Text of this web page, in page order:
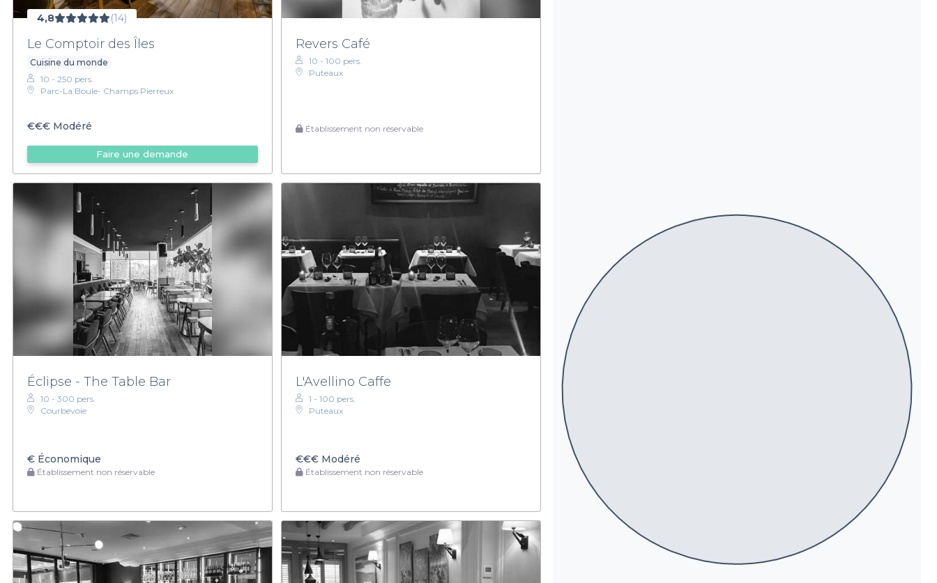
4,8 (14)
Le Comptoir des Îles
Cuisine du monde
10 - 250 pers.
Parc-La Boule- Champs Pierreux
€€€ Modéré
Faire une demande
Revers Café
10 - 100 pers.
Puteaux
Établissement non réservable
Éclipse - The Table Bar
10 - 300 pers.
Courbevoie
€ Économique
Établissement non réservable
L'Avellino Caffe
1 - 100 pers.
Puteaux
€€€Modéré
Établissement non réservable